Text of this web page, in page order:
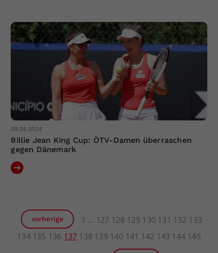
08.04.2024
Billie Jean King Cup: ÖTV-Damen überraschen
gegen Dänemark
vorherige 1 127 128 129 130 131 132 133
134 135 136 137 138 139 140 141 142 143 144 145